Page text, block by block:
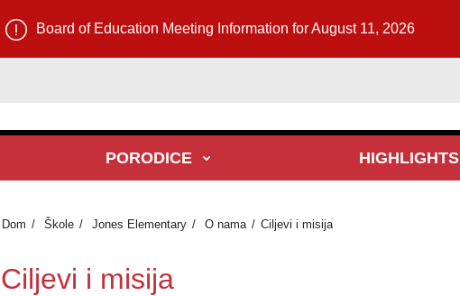
Board of Education Meeting Information for August 11, 2026
PORODICE HIGHLIGHTS
Dom Škole Jones Elementary O nama Ciljevi i misija
Ciljevi i misija